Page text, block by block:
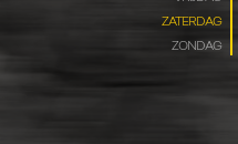
ZATERDAG
ZONDAG